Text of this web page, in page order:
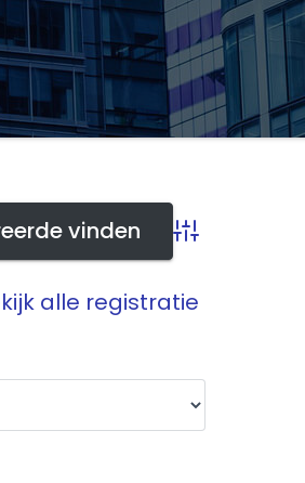
Advanced Search
alle registratie